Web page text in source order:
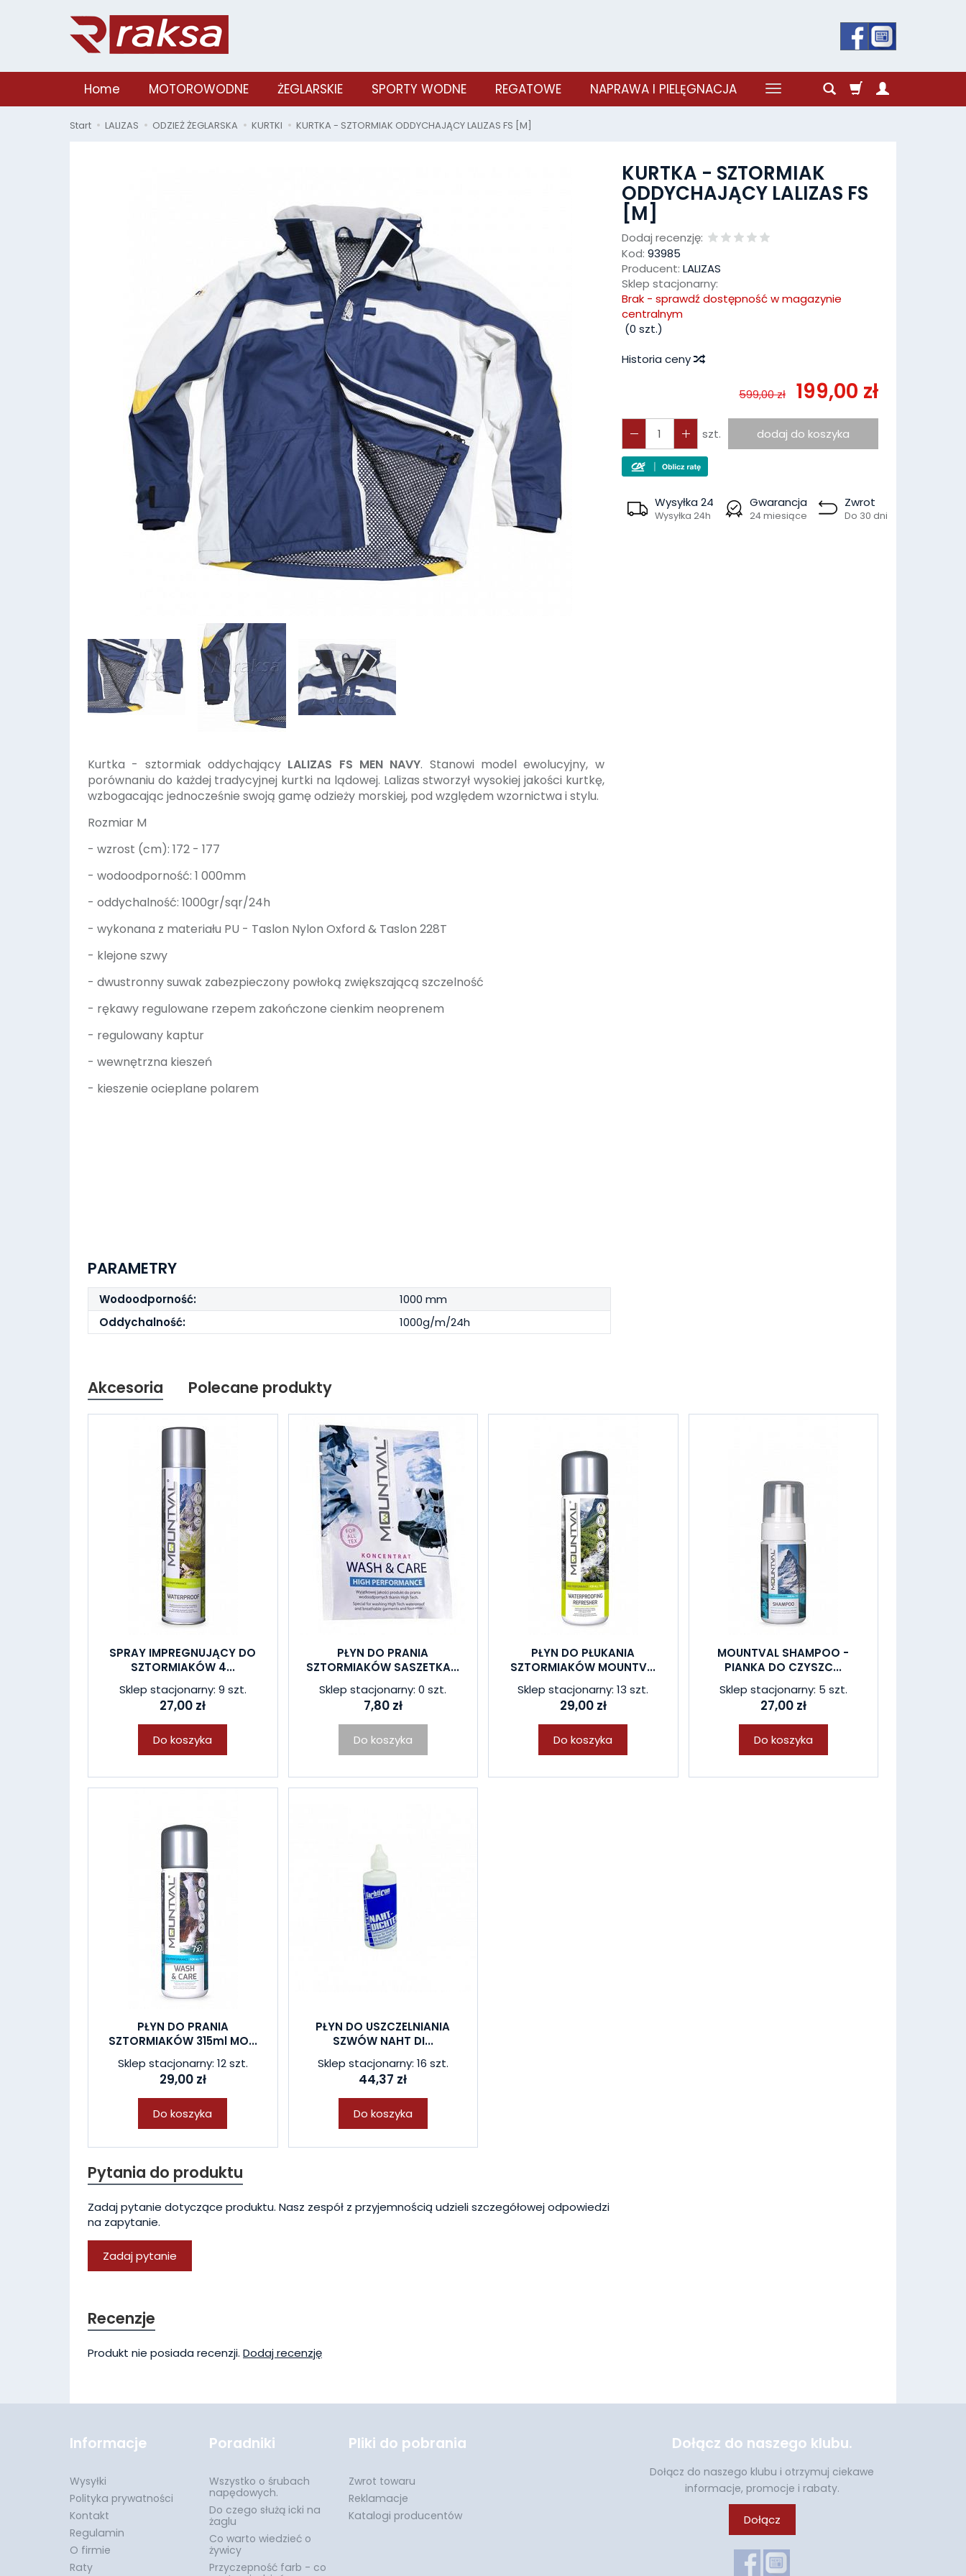
Home MOTOROWODNE ŻEGLARSKIE SPORTY WODNE REGATOWE NAPRAWA I PIELĘGNACJA
Start LALIZAS ODZIEŻ ŻEGLARSKA KURTKI KURTKA - SZTORMIAK ODDYCHAJĄCY LALIZAS FS [M]
KURTKA - SZTORMIAK
ODDYCHAJĄCY LALIZAS FS
[M]
Dodaj recenzję:
Kod: 93985
Producent: LALIZAS
Sklep stacjonarny:
Brak - sprawdź dostępność w magazynie
centralnym
(0 szt.)
Historia ceny
599,00 zł 199,00 zł
szt. dodaj do koszyka
Wysyłka 24
Wysyłka 24h
Gwarancja
24 miesiące
Zwrot
Do 30 dni
Kurtka - sztormiak oddychający LALIZAS FS MEN NAVY. Stanowi model ewolucyjny, w
porównaniu do każdej tradycyjnej kurtki na lądowej. Lalizas stworzył wysokiej jakości kurtkę,
wzbogacając jednocześnie swoją gamę odzieży morskiej, pod względem wzornictwa i stylu.
Rozmiar M
- wzrost (cm): 172 - 177
- wodoodporność: 1 000mm
- oddychalność: 1000gr/sqr/24h
- wykonana z materiału PU - Taslon Nylon Oxford & Taslon 228T
- klejone szwy
- dwustronny suwak zabezpieczony powłoką zwiększającą szczelność
- rękawy regulowane rzepem zakończone cienkim neoprenem
- regulowany kaptur
- wewnętrzna kieszeń
- kieszenie ocieplane polarem
PARAMETRY
Wodoodporność:
1000 mm
Oddychalność:
1000g/m/24h
Akcesoria Polecane produkty
SPRAY IMPREGNUJĄCY DO
SZTORMIAKÓW 4...
Sklep stacjonarny: 9 szt.
27,00 zł
Do koszyka
PŁYN DO PRANIA
SZTORMIAKÓW SASZETKA...
Sklep stacjonarny: 0 szt.
7,80 zł
Do koszyka
PŁYN DO PŁUKANIA
SZTORMIAKÓW MOUNTV...
Sklep stacjonarny: 13 szt.
29,00 zł
Do koszyka
MOUNTVAL SHAMPOO -
PIANKA DO CZYSZC...
Sklep stacjonarny: 5 szt.
27,00 zł
Do koszyka
PŁYN DO PRANIA
SZTORMIAKÓW 315ml MO...
Sklep stacjonarny: 12 szt.
29,00 zł
Do koszyka
PŁYN DO USZCZELNIANIA
SZWÓW NAHT DI...
Sklep stacjonarny: 16 szt.
44,37 zł
Do koszyka
Pytania do produktu
Zadaj pytanie dotyczące produktu. Nasz zespół z przyjemnością udzieli szczegółowej odpowiedzi
na zapytanie.
Zadaj pytanie
Recenzje
Produkt nie posiada recenzji. Dodaj recenzję
Informacje
Wysyłki
Polityka prywatności
Kontakt
Regulamin
O firmie
Raty
Poradniki
Wszystko o śrubach
napędowych.
Do czego służą icki na
żaglu
Co warto wiedzieć o
żywicy
Przyczepność farb - co
Pliki do pobrania
Zwrot towaru
Reklamacje
Katalogi producentów
Dołącz do naszego klubu.
Dołącz do naszego klubu i otrzymuj ciekawe
informacje, promocje i rabaty.
Dołącz